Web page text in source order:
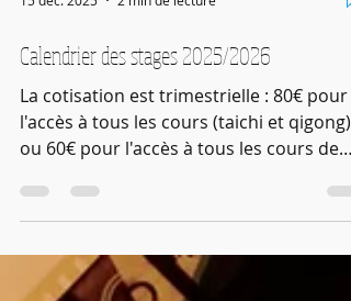
15 déc. 2025 2 min de lecture
Calendrier des stages 2025/2026
La cotisation est trimestrielle : 80€ pour
l'accès à tous les cours (taichi et qigong)
pour les couples et les personnes à faible
revenu. Une adhésion à la Fédération des